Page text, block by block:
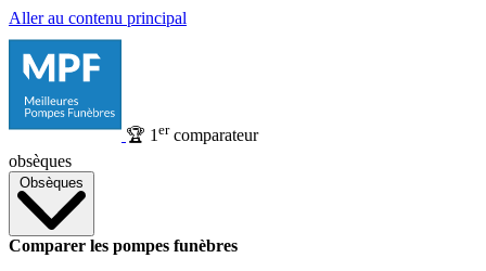
Aller au contenu principal
🏆 1 ercomparateur
obsèques
Obsèques
Comparer les pompes funèbres